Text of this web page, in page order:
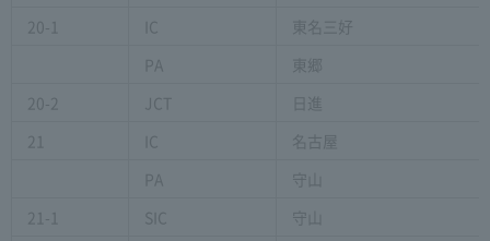
20-1
IC
東名三好
PA
東郷
20-2
JCT
日進
21
IC
名古屋
PA
守山
21-1
SIC 守山